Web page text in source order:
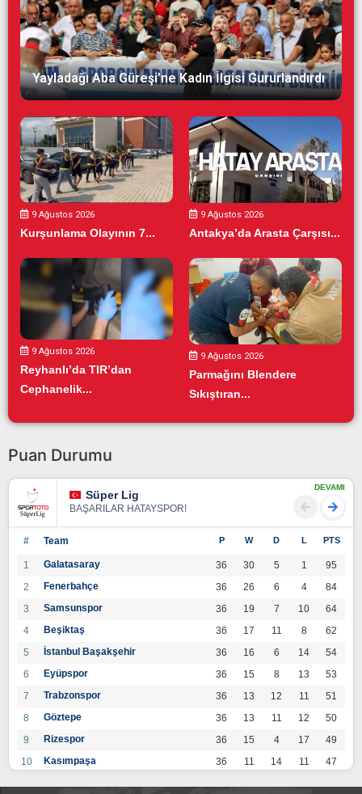
Yayladağı Aba Güreşi’ne Kadın İlgisi Gururlandırdı
9 Ağustos 2026
Kurşunlama Olayının 7...
9 Ağustos 2026
Antakya’da Arasta Çarşısı...
9 Ağustos 2026
Reyhanlı’da TIR’dan
Cephanelik...
9 Ağustos 2026
Parmağını Blendere
Sıkıştıran...
Puan Durumu
Süper Lig
BAŞARILAR HATAYSPOR!
DEVAMI
# Team P W D L PTS
1 Galatasaray 36 30 5 1
95
2
Fenerbahçe 36 26 6 4
84
3
Samsunspor 36 19 7 10
64
4
Beşiktaş 36 17 11 8
62
5
İstanbul Başakşehir 36 16 6 14
54
6
Eyüpspor 36 15 8 13
53
7
Trabzonspor 36 13 12 11
51
8
Göztepe 36 13 11 12
50
9
Rizespor 36 15 4 17
49
10
Kasımpaşa 36 11 14 11
47